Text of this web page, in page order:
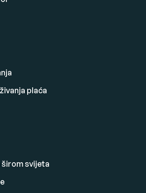
plaća
širom svijeta